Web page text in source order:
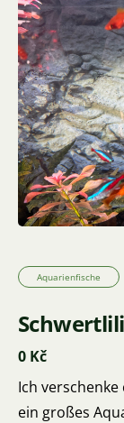
Aquarienfische
0 Kč
Ich
ein großes